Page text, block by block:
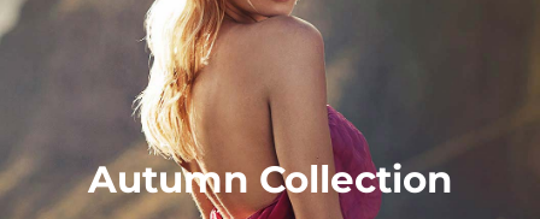
Autumn Collection